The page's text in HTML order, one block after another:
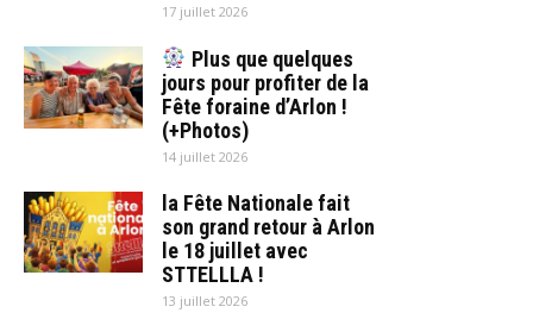
17 juillet 2026
Plus que quelques
jours pour profiter de la
Fête foraine d’Arlon !
(+Photos)
14 juillet 2026
la Fête Nationale fait
son grand retour à Arlon
le 18 juillet avec
STTELLLA !
13 juillet 2026